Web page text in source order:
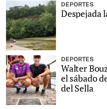
DEPORTES
Despejada
DEPORTES
Walter
el sábado
del Sella